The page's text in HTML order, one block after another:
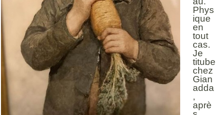
Phys
ique
en
tout
cas.
Je
titube
chez
Gian
adda
,
aprè